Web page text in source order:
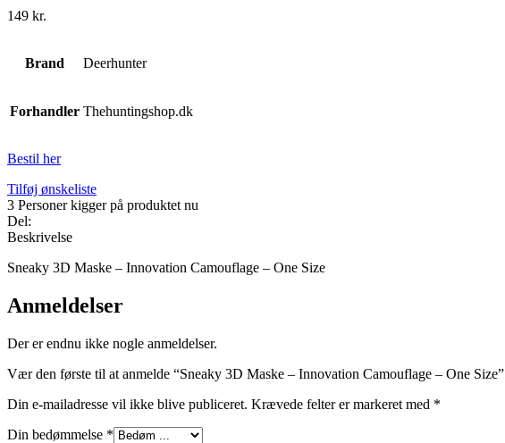
149 kr.
Brand Deerhunter
Forhandler Thehuntingshop.dk
Bestil her
Tilføj ønskeliste
3 Personer kigger på produktet nu
Del:
Beskrivelse
Sneaky 3D Maske – Innovation Camouflage – One Size
Anmeldelser
Der er endnu ikke nogle anmeldelser.
Vær den første til at anmelde “Sneaky 3D Maske – Innovation Camouflage – One Size”
Din e-mailadresse vil ikke blive publiceret. Krævede felter er markeret med *
Din bedømmelse *